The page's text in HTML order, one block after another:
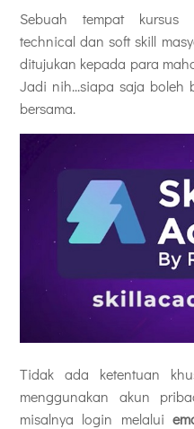
Sebuah tempat kursus
technical dan soft skill
ditujukan kepada para
Jadi nih...siapa saja boleh
bersama.
Tidak ada ketentuan
menggunakan akun
misalnya login melalui